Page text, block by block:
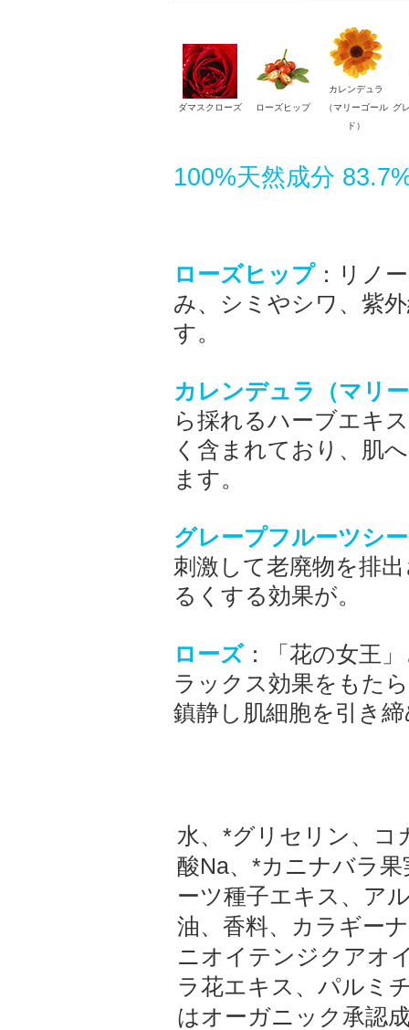
ダマスクローズ ローズヒップ
カレンデュラ
（マリーゴール
ド）
グ
100%天然成分
ローズヒップ：リノ
み、シミやシワ、紫
す。
カレンデュラ（マリ
ら採れるハーブエキ
く含まれており、肌
ます。
グレープフルーツシ
刺激して老廃物を排
るくする効果が。
ローズ：「花の女王
ラックス効果をもた
鎮静し肌細胞を引き
水、*グリセリン、コ
酸Na、*カニナバラ
ーツ種子エキス、ア
油、香料、カラギー
ニオイテンジクアオ
ラ花エキス、パルミ
はオーガニック承認